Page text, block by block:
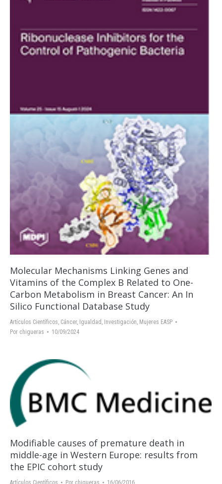
Molecular Mechanisms Linking Genes and
Vitamins of the Complex B Related to One-
Carbon Metabolism in Breast Cancer: An In
Silico Functional Database Study
Artículos Científicos, Cáncer, Igualdad , Investigación, Mujeres EASP
Por chigueras 10/09/2024
Modifiable causes of premature death in
middle-age in Western Europe: results from
the EPIC cohort study
Artículos Científicos Por chigueras 16/06/2016